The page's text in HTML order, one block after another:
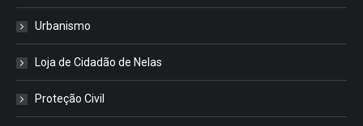
Urbanismo
Loja de Cidadão de Nelas
Proteção Civil